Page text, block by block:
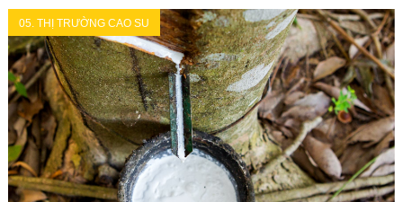
05. THỊ TRƯỜNG CAO SU